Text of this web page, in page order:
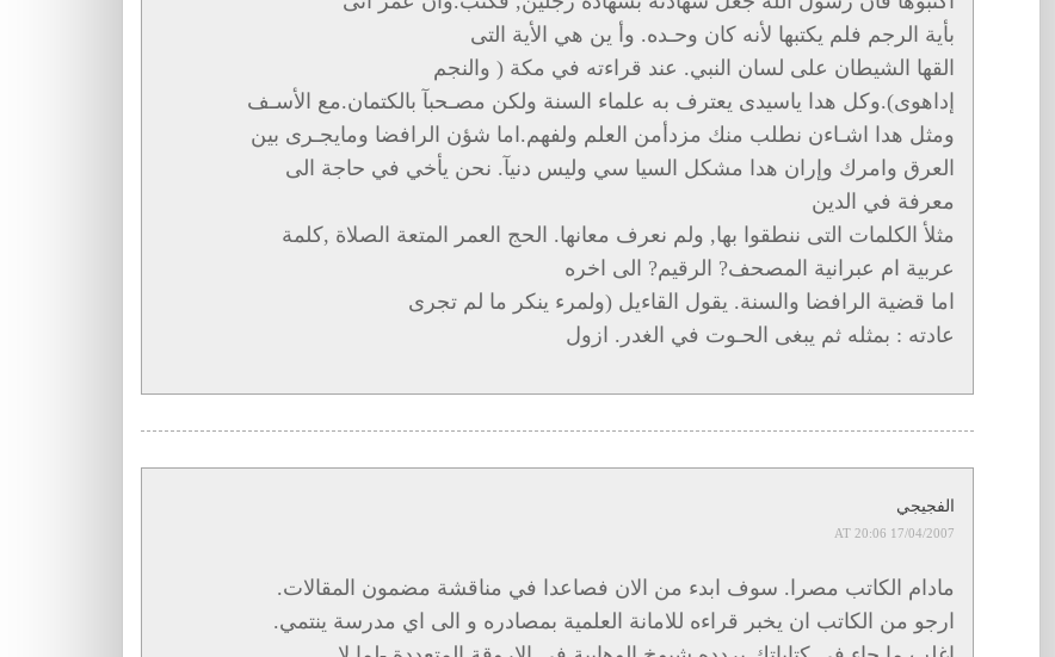
بأية الرجم فلم يكتبها لأنه كان وحـده. وأ ين هي الأية التى
القها الشيطان على لسان النبي. عند قراءته في مكة ( والنجم
إداهوى).وكل هدا ياسيدى يعترف به علماء السنة ولكن مصـحبآ بالكتمان.مع الأسـف
ومثل هدا اشـاءن نطلب منك مزدأمن العلم ولفهم.اما شؤن الرافضا ومايجـرى بين
العرق وامرك وإران هدا مشكل السيا سي وليس دنيآ. نحن يأخي في حاجة الى
معرفة في الدين
مثلأ الكلمات التى ننطقوا بها, ولم نعرف معانها. الحج العمر المتعة الصلاة ,كلمة
عربية ام عبرانية المصحف? الرقيم? الى اخره
اما قضية الرافضا والسنة. يقول القاءيل (ولمرء ينكر ما لم تجرى
عادته : بمثله ثم يبغى الحـوت في الغدر. ازول
الفجيجي
17/04/2007 AT 20:06
مادام الكاتب مصرا. سوف ابدء من الان فصاعدا في مناقشة مضمون المقالات.
ارجو من الكاتب ان يخبر قراءه للامانة العلمية بمصادره و الى اي مدرسة ينتمي.